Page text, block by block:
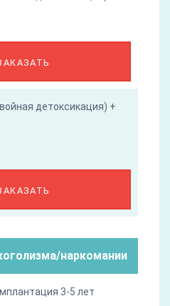
детоксикация) +
наркомании
3-5 лет